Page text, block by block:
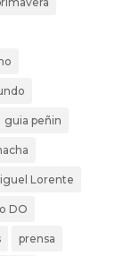
guia peñin
Lorente
DO
prensa